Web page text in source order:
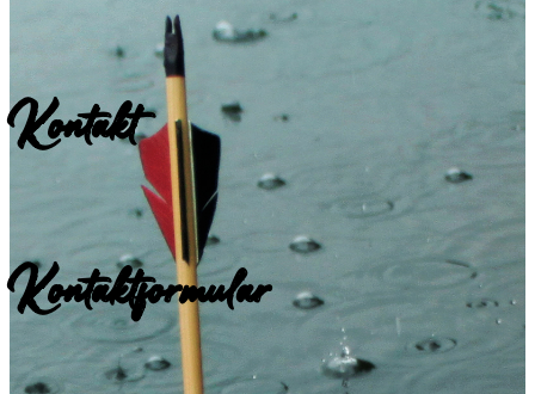
Kontakt
Kontaktformular